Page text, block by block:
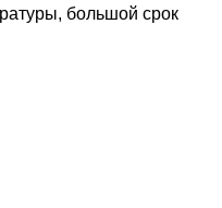
большой срок